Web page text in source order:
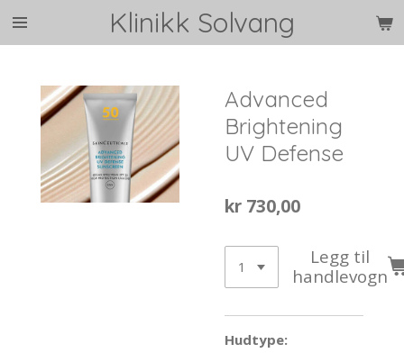
Gå
Klinikk Solvang
Advanced
Brightening
UV Defense
kr 730,00
Legg til
handlevogn
Hudtype: